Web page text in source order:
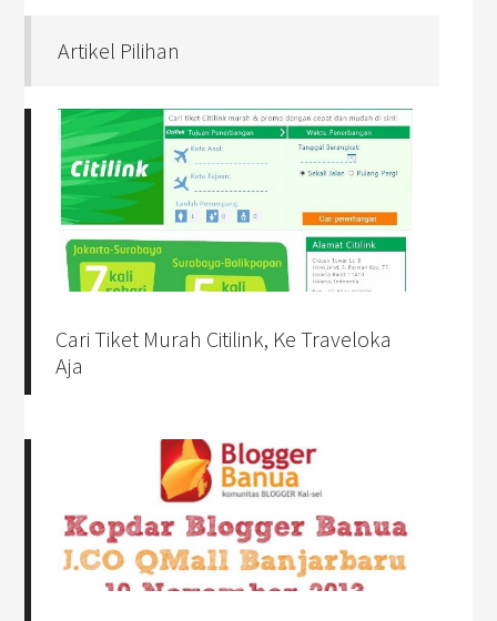
Artikel Pilihan
Cari Tiket Murah Citilink, Ke Traveloka
Aja